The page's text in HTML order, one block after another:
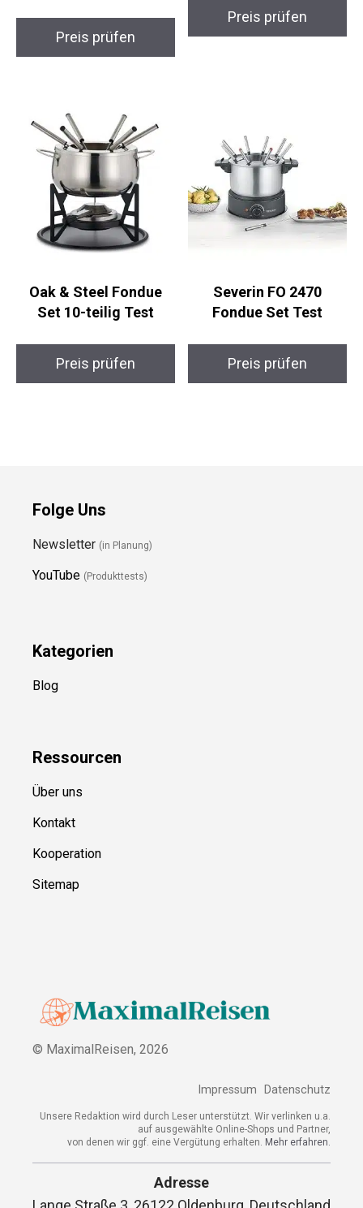
Preis prüfen
Preis prüfen
Oak & Steel Fondue
Set 10-teilig Test
Preis prüfen
Severin FO 2470
Fondue Set Test
Preis prüfen
Folge Uns
Newsletter (in Planung)
YouTube (Produkttests)
Kategorien
Blog
Ressourcen
Über uns
Kontakt
Kooperation
Sitemap
© MaximalReisen, 2026
Impressum Datenschutz
Unsere Redaktion wird durch Leser unterstützt. Wir verlinken u.a.
auf ausgewählte Online-Shops und Partner,
von denen wir ggf. eine Vergütung erhalten. Mehr erfahren.
Adresse